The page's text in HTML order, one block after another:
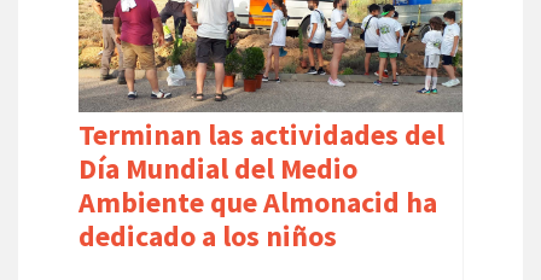
Terminan las actividades del
Día Mundial del Medio
Ambiente que Almonacid ha
dedicado a los niños